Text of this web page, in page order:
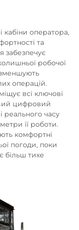
кабіни оператора,
та
забезпечує
робочої
операцій.
всі ключові
цифровий
часу
її роботи.
комфортні
погоди, поки
більш тихе